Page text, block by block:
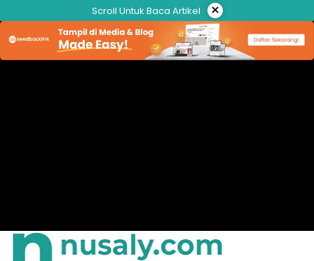
ke
konten
Scroll Untuk Baca Artikel ×